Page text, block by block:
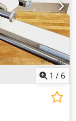
1 / 6